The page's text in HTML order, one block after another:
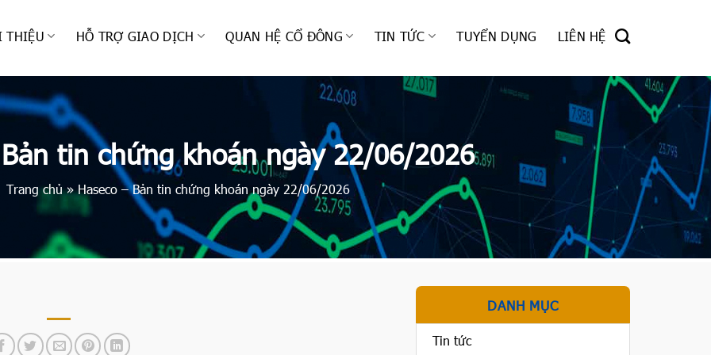
THIỆU HỖ TRỢ GIAO DỊCH QUAN HỆ CỔ ĐÔNG TIN TỨC TUYỂN DỤNG LIÊN HỆ
tin chứng khoán ngày 22/06/2026
Trang chủ»Haseco – Bản tin chứng khoán ngày 22/06/2026
DANH MỤC
Tin tức